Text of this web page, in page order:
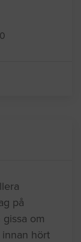
på
om
hört